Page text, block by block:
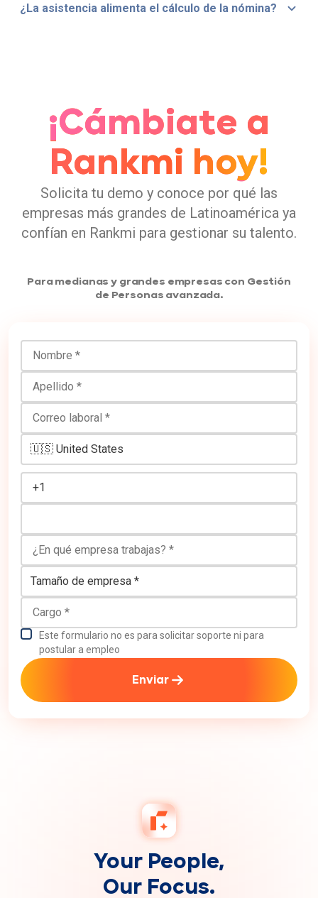
¿La asistencia alimenta el cálculo de la nómina?
¡Cámbiate a
Rankmi hoy!
Solicita tu demo y conoce por qué las
empresas más grandes de Latinoamérica ya
confían en Rankmi para gestionar su talento.
Para medianas y grandes empresas con Gestión
de Personas avanzada.
Nombre
Apellido
Correo laboral
Número de teléfono
¿En qué empresa trabajas?
Tamaño de empresa
Cargo
Este formulario no es para solicitar soporte ni para
postular a empleo
Enviar
Your People,
Our Focus.